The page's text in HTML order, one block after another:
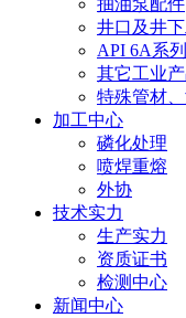
抽油泵配件
井口及井
API 6A系
其它工业
特殊管材
加工中心
磷化处理
喷焊重熔
外协
技术实力
生产实力
资质证书
检测中心
新闻中心